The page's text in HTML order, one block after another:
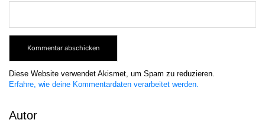
Diese Website verwendet Akismet, um Spam zu reduzieren.
Erfahre, wie deine Kommentardaten verarbeitet werden.
Autor